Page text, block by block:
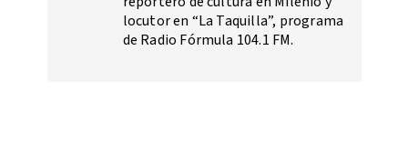
locutor en “La Taquilla”, programa
de Radio Fórmula 104.1 FM.